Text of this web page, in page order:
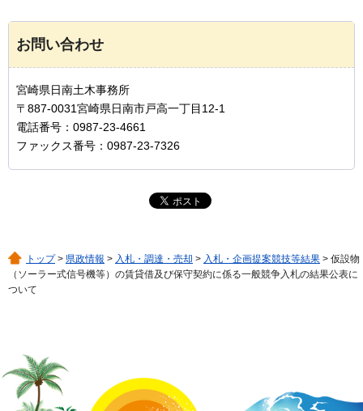
お問い合わせ
宮崎県日南土木事務所
〒887-0031宮崎県日南市戸高一丁目12-1
電話番号：0987-23-4661
ファックス番号：0987-23-7326
トップ> 県政情報 > 入札・調達・売却 > 入札・企画提案競技等結果 > 仮設物
（ソーラー式信号機等）の賃貸借及び保守契約に係る一般競争入札の結果公表に
ついて